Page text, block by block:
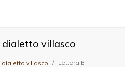
dialetto villasco
dialetto villasco Lettera B